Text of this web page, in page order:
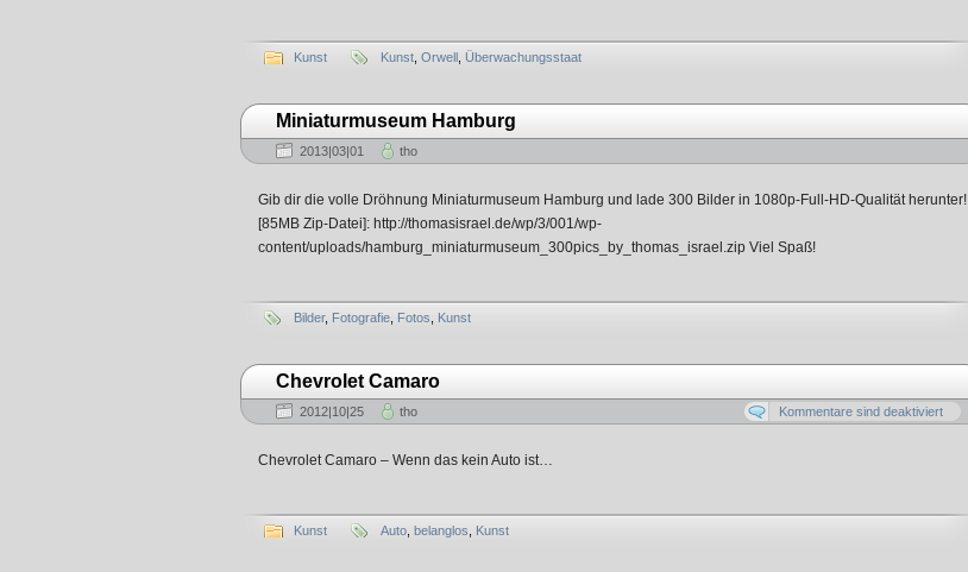
Kunst Kunst Orwell Überwachungsstaat
Miniaturmuseum Hamburg
2013|03|01 tho
Gib dir die volle Dröhnung Miniaturmuseum Hamburg und lade 300 Bilder in 1080p-Full-HD-Qualität herunter!
[85MB Zip-Datei]: http://thomasisrael.de/wp/3/001/wp-
content/uploads/hamburg_miniaturmuseum_300pics_by_thomas_israel.zip Viel Spaß!
Bilder, Fotografie Fotos Kunst
Chevrolet Camaro
2012|10|25 tho Kommentare sind deaktiviert
Chevrolet Camaro – Wenn das kein Auto ist…
Kunst Auto belanglos Kunst